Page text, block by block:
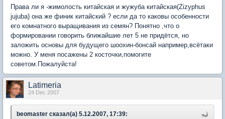
Права ли я -жимолость китайская и жужуба китайская(Zizyphus
jujuba) она же финик китайский ? если да то каковы особенности
его комнатного выращивания из семян? Понятно ,что о
формировании говорить ближайшие лет 5 не придётся, но
заложить основы для будущего шоохин-бонсай например,всётаки
можно. У меня посажены 2 косточки,помогите
советом.Пожалуйста!
Latimeria
24 Dec 2007
beomaster сказал(а) 5.12.2007, 17:39: